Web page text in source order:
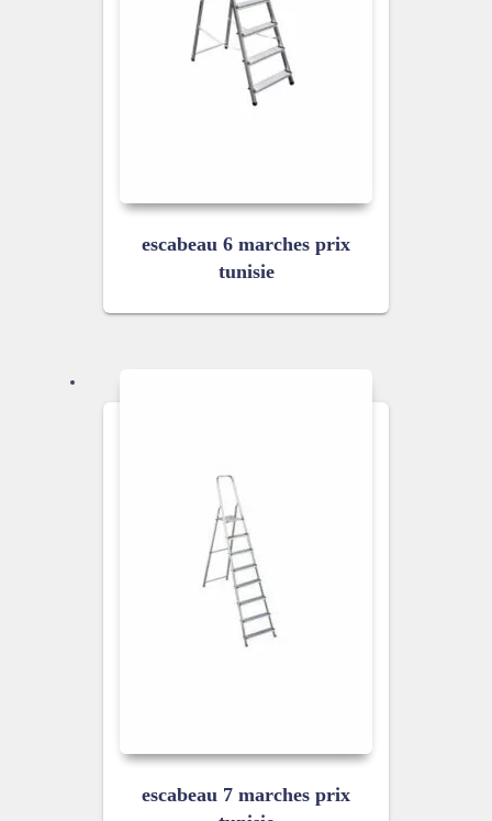
escabeau 6 marches prix
tunisie
escabeau 7 marches prix